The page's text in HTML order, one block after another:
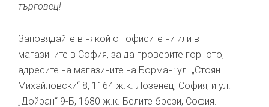
търговец!
Заповядайте в някой от офисите ни или в
магазините в София, за да проверите горното,
адресите на магазините на Борман: ул. „Стоян
Михайловски“ 8, 1164 ж.к. Лозенец, София, и ул.
„Дойран“ 9-Б, 1680 ж.к. Белите брези, София.